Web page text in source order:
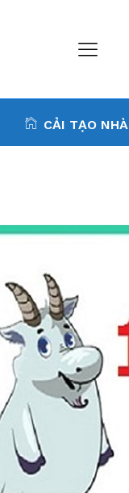
CẢI TẠO NHÀ